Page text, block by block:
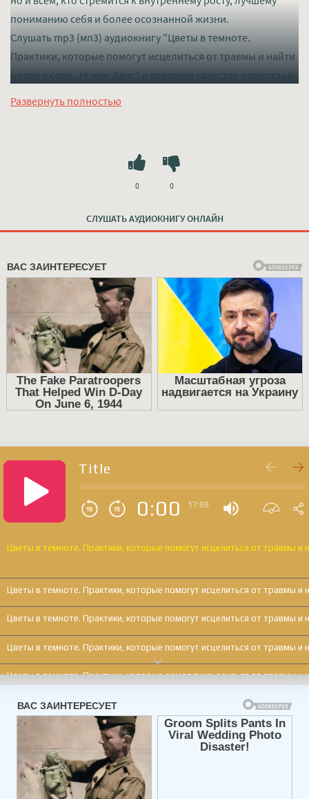
пониманию себя и более осознанной жизни.
Слушать mp3 (мп3) аудиокнигу "Цветы в темноте.
Практики, которые помогут исцелиться от травмы и найти
опору в себе - Нгием Данг" в хорошем качестве полностью
Развернуть полностью
СЛУШАТЬ АУДИОКНИГУ ОНЛАЙН
0 0
Title
0:00 17:08
Цветы в темноте. Практики, которые помогут исцелиться от травмы и
Цветы в темноте. Практики, которые помогут исцелиться от травмы и
Цветы в темноте. Практики, которые помогут исцелиться от травмы и
Цветы в темноте. Практики, которые помогут исцелиться от травмы и
Цветы в темноте. Практики, которые помогут исцелиться от травмы и
Цветы в темноте. Практики, которые помогут исцелиться от травмы и
Цветы в темноте. Практики, которые помогут исцелиться от травмы и
Цветы в темноте. Практики, которые помогут исцелиться от травмы и
Цветы в темноте. Практики, которые помогут исцелиться от травмы и